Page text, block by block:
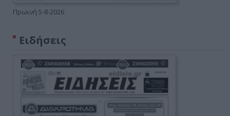
Πρωινή 5-8-2026
Ειδήσεις